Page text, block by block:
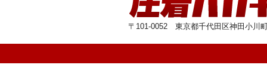
〒101-0052 東京都千代田区神田小川